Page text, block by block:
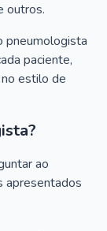
outros.
pneumologista
paciente,
estilo de
ao
apresentados